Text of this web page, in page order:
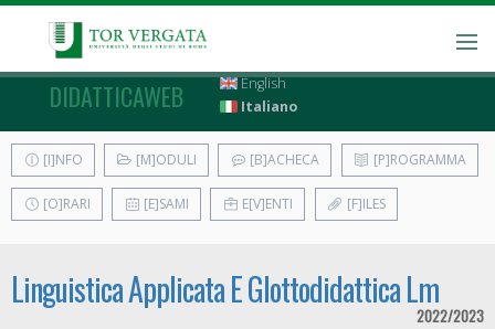
DIDATTICAWEB
English
Italiano
[I]NFO [M]ODULI [B]ACHECA [P]ROGRAMMA
[O]RARI [E]SAMI E[V]ENTI [F]ILES
Linguistica Applicata E Glottodidattica Lm
2022/2023